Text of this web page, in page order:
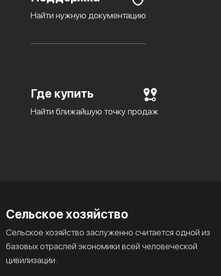
Найти нужную документацию
Где купить
Найти ближайшую точку продаж
Сельское хозяйство
Сельское хозяйство заслуженно считается одной из
базовых отраслей экономики всей человеческой
цивилизации.